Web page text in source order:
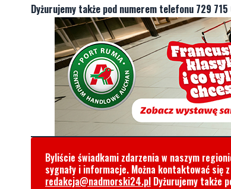
Dyżurujemy także pod numerem telefonu 729
Byliście świadkami zdarzenia w naszym
sygnały i informacje. Można kontaktować się
redakcja@nadmorski24.pl Dyżurujemy także